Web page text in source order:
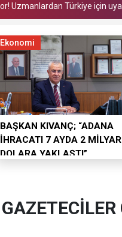
168 adet süt sağım makinesi
Ekonomi
BAŞKAN KIVANÇ; “ADANA
İHRACATI 7 AYDA 2 MİLYAR
DOLARA YAKLAŞTI”